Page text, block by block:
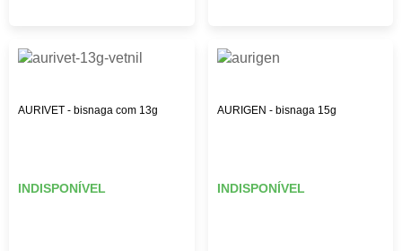
AURIVET - bisnaga com 13g
INDISPONÍVEL
AURIGEN - bisnaga 15g
INDISPONÍVEL